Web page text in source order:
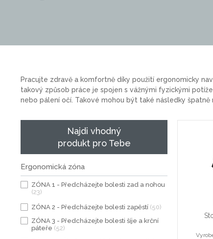
Pracujte zdravě a komfortně díky použití ergonomicky
takový způsob práce je spojen s vážnými fyzickými
nebo pálení očí. Takové mohou být také následky
Najdi vhodný
produkt pro Tebe
Ergonomická zóna
ZÓNA 1 - Předcházejte bolesti zad a nohou
(23)
ZÓNA 2 - Předcházejte bolesti zapěstí (50)
ZÓNA 3 - Předcházejte bolesti šíje a krční
páteře (52)